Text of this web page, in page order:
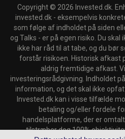
Copyright © 2026 Invested.dk.
invested.dk - eksempelvis
som følge af indholdet på siden
og Talks - er på egen risiko. Du
ikke har råd til at tabe, og du bør
forstår risikoen. Historisk afkast
aldrig fremtidige afkast.
investeringsrådgivning. Indholdet
information, og det skal ikke
Invested.dk kan i visse tilfælde
betaling og/eller fordele
handelsplatforme, der er
tilstræber dog 100%